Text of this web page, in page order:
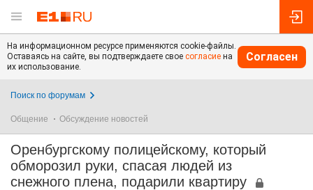
На информационном ресурсе применяются cookie-файлы.
Оставаясь на сайте, вы подтверждаете свое согласие на
их использование.
Согласен
Поиск по форумам
Общение Обсуждение новостей
Оренбургскому полицейскому, который
обморозил руки, спасая людей из
снежного плена, подарили квартиру